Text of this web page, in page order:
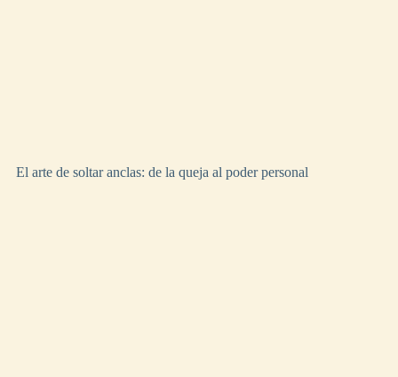
El arte de soltar anclas: de la queja al poder personal